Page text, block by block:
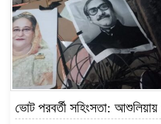
ভোট পরবর্তী সহিংসতা: